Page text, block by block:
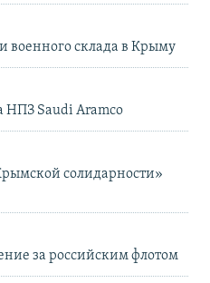
военного склада в Крыму
НПЗ Saudi Aramco
солидарности»
за российским флотом